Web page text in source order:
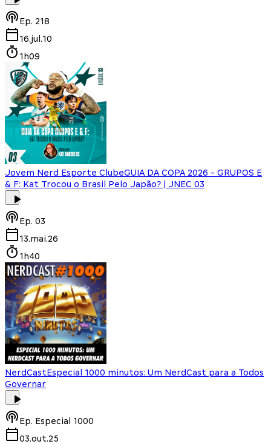
Ep. 218
16.jul.10
1h09
Jovem Nerd Esporte ClubeGUIA DA COPA 2026 - GRUPOS E
& F: Kat Trocou o Brasil Pelo Japão? | JNEC 03
Ep. 03
13.mai.26
1h40
NerdCastEspecial 1000 minutos: Um NerdCast para a Todos
Governar
Ep. Especial 1000
03.out.25